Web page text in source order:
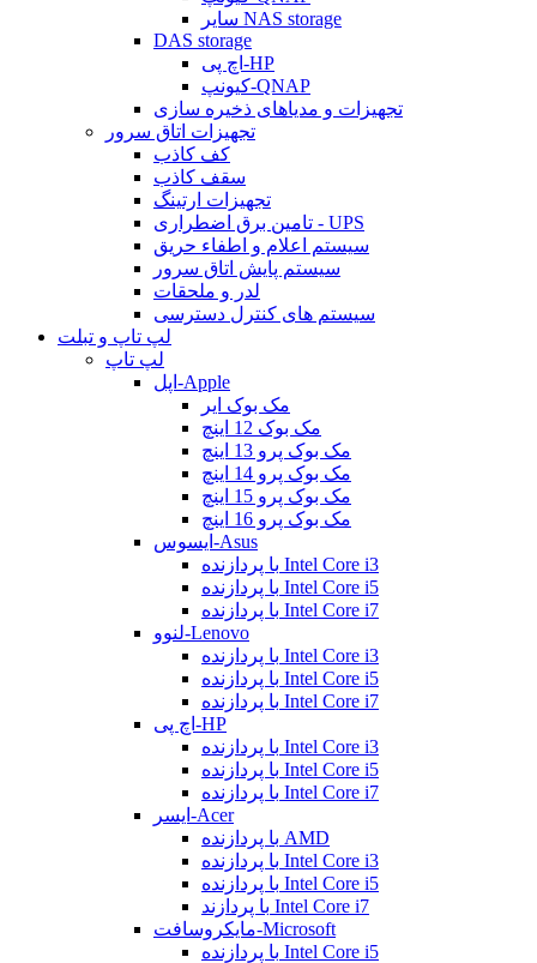
سایر NAS storage
DAS storage
اچ پی-HP
کیونپ-QNAP
تجهیزات و مدیاهای ذخیره سازی
تجهیزات اتاق سرور
کف کاذب
سقف کاذب
تجهیزات ارتینگ
تامین برق اضطراری - UPS
سیستم اعلام و اطفاء حریق
سیستم پایش اتاق سرور
لدر و ملحقات
سیستم های کنترل دسترسی
لپ تاپ و تبلت
لپ تاپ
اپل-Apple
مک بوک ایر
مک بوک 12 اینچ
مک بوک پرو 13 اینچ
مک بوک پرو 14 اینچ
مک بوک پرو 15 اینچ
مک بوک پرو 16 اینچ
ایسوس-Asus
با پردازنده Intel Core i3
با پردازنده Intel Core i5
با پردازنده Intel Core i7
لنوو-Lenovo
با پردازنده Intel Core i3
با پردازنده Intel Core i5
با پردازنده Intel Core i7
اچ پی-HP
با پردازنده Intel Core i3
با پردازنده Intel Core i5
با پردازنده Intel Core i7
ایسر-Acer
با پردازنده AMD
با پردازنده Intel Core i3
با پردازنده Intel Core i5
با پردازند Intel Core i7
مایکروسافت-Microsoft
با پردازنده Intel Core i5